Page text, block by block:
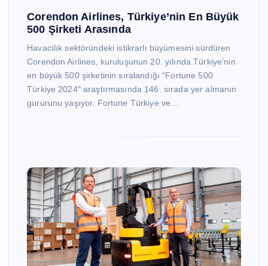
Corendon Airlines, Türkiye’nin En Büyük
500 Şirketi Arasında
Havacılık sektöründeki istikrarlı büyümesini sürdüren
Corendon Airlines, kuruluşunun 20. yılında Türkiye’nin
en büyük 500 şirketinin sıralandığı “Fortune 500
Türkiye 2024″ araştırmasında 146. sırada yer almanın
gururunu yaşıyor. Fortune Türkiye ve…